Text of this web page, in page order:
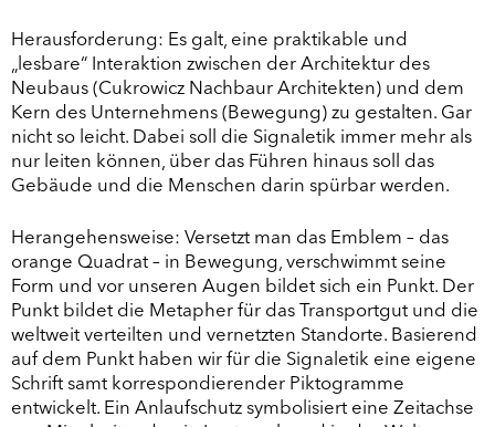
Herausforderung: Es galt, eine praktikable und
„lesbare“ Interaktion zwischen der Architektur des
Neubaus (Cukrowicz Nachbaur Architekten) und dem
Kern des Unternehmens (Bewegung) zu gestalten. Gar
nicht so leicht. Dabei soll die Signaletik immer mehr als
nur leiten können, über das Führen hinaus soll das
Gebäude und die Menschen darin spürbar werden.
Herangehensweise: Versetzt man das Emblem – das
orange Quadrat – in Bewegung, verschwimmt seine
Form und vor unseren Augen bildet sich ein Punkt. Der
Punkt bildet die Metapher für das Transportgut und die
weltweit verteilten und vernetzten Standorte. Basierend
auf dem Punkt haben wir für die Signaletik eine eigene
Schrift samt korrespondierender Piktogramme
entwickelt. Ein Anlaufschutz symbolisiert eine Zeitachse